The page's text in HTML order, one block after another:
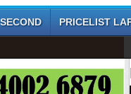
PRICELIST